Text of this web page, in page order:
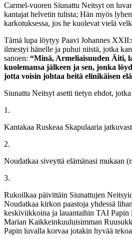
Carmel-vuoren Siunattu Neitsyt on
kantajat helvetin tulista; Hän myös
karkotuksessa, jos he kuolevat vielä
Tämä lupa löytyy Paavi Johannes
ilmestyi hänelle ja puhui niistä, jotka
sanoen: “Minä, Armeliaisuuden Äiti,
kuolemansa jälkeen ja sen, jonka
jotta voisin johtaa heitä elinikäisen
Siunattu Neitsyt asetti tietyn ehdot,
1.
Kantakaa Ruskeaa Skapulaaria
2.
Noudatkaa siveyttä elämänasi mukaan
3.
Rukoilkaa päivittäin Siunattujen
Noudatkaa kirkon paastoja yhdessä
keskiviikkoina ja lauantaihin TAI Papin
Marian Kaikkeinkuuluisimman
Papin luvalla korvaa jotakin hyvää